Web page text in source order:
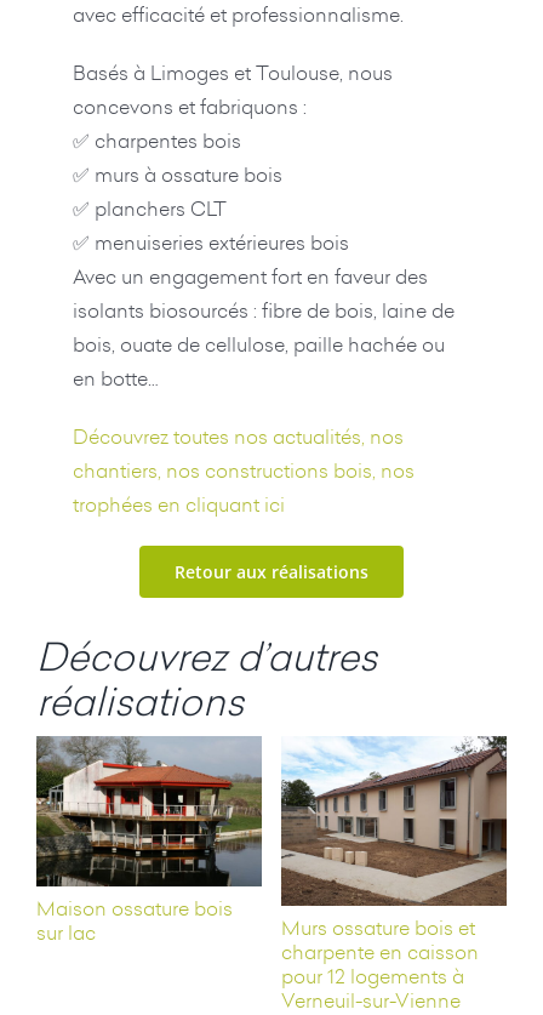
avec efficacité et professionnalisme.
Basés à Limoges et Toulouse, nous
concevons et fabriquons :
✅ charpentes bois
✅ murs à ossature bois
✅ planchers CLT
✅ menuiseries extérieures bois
Avec un engagement fort en faveur des
isolants biosourcés : fibre de bois, laine de
bois, ouate de cellulose, paille hachée ou
en botte…
Découvrez toutes nos actualités, nos
chantiers, nos constructions bois, nos
trophées en cliquant ici
Retour aux réalisations
Découvrez d’autres
réalisations
Maison ossature bois
sur lac
Murs ossature bois et
charpente en caisson
pour 12 logements à
Verneuil-sur-Vienne